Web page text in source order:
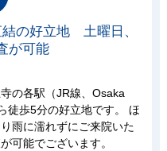
の好立地 土曜日、
が可能
の各駅（JR線、Osaka
徒歩5分の好立地です。 ほ
雨に濡れずにご来院いた
可能でございます。